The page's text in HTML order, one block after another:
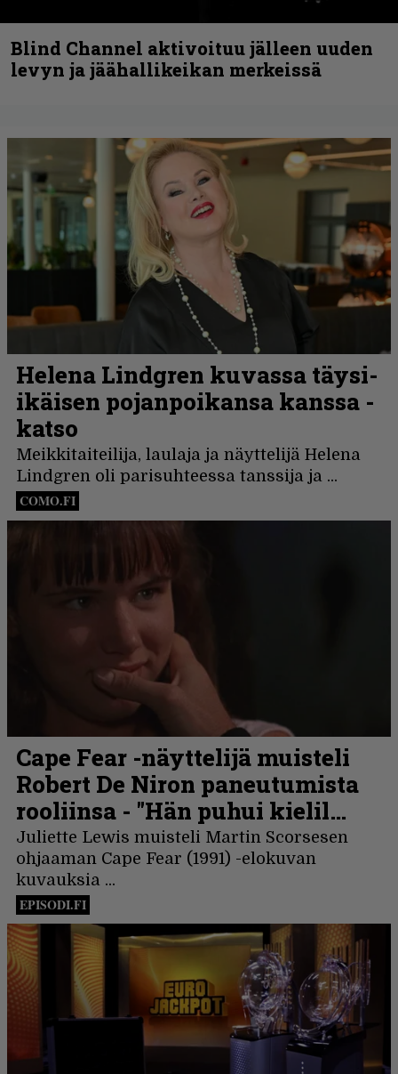
Blind Channel aktivoituu jälleen uuden
levyn ja jäähallikeikan merkeissä